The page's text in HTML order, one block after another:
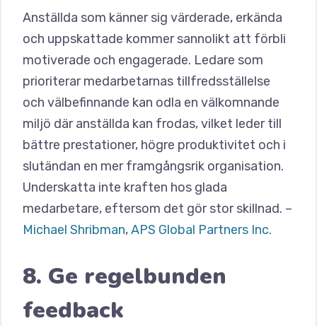
Anställda som känner sig värderade, erkända
och uppskattade kommer sannolikt att förbli
motiverade och engagerade. Ledare som
prioriterar medarbetarnas tillfredsställelse
och välbefinnande kan odla en välkomnande
miljö där anställda kan frodas, vilket leder till
bättre prestationer, högre produktivitet och i
slutändan en mer framgångsrik organisation.
Underskatta inte kraften hos glada
medarbetare, eftersom det gör stor skillnad. –
Michael Shribman,APS Global Partners Inc.
8. Ge regelbunden
feedback